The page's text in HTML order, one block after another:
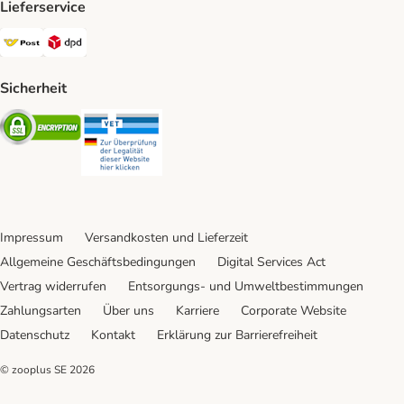
Lieferservice
Österreichische Post Shipping Method
Sicherheit
Security
Impressum
Versandkosten und Lieferzeit
Allgemeine Geschäftsbedingungen
Digital Services Act
Vertrag widerrufen
Entsorgungs- und Umweltbestimmungen
Zahlungsarten
Über uns Karriere
Corporate Website
Datenschutz
Kontakt Erklärung zur Barrierefreiheit
© zooplus SE 2026